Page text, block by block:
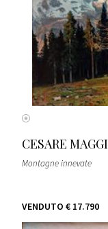
CESARE MAGGI
Montagne innevate
VENDUTO € 17.790